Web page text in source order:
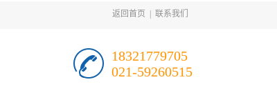
返回首页 联系我们
18321779705
021-59260515